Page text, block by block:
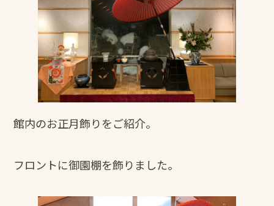
館内のお正月飾りをご紹介。
フロントに御園棚を飾りました。